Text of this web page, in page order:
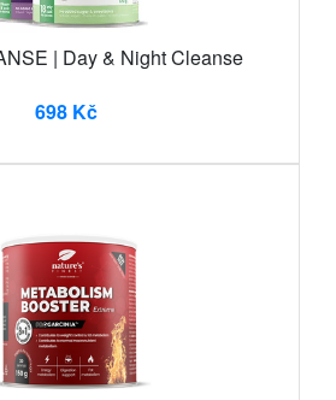
| Day & Night Cleanse
698 Kč